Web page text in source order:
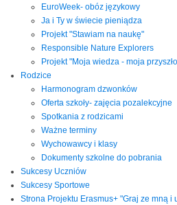
EuroWeek- obóz językowy
Ja i Ty w świecie pieniądza
Projekt "Stawiam na naukę"
Responsible Nature Explorers
Projekt "Moja wiedza - moja
Rodzice
Harmonogram dzwonków
Oferta szkoły- zajęcia pozalekcyjne
Spotkania z rodzicami
Ważne terminy
Wychowawcy i klasy
Dokumenty szkolne do pobrania
Sukcesy Uczniów
Sukcesy Sportowe
Strona Projektu Erasmus+ "Graj ze mną i